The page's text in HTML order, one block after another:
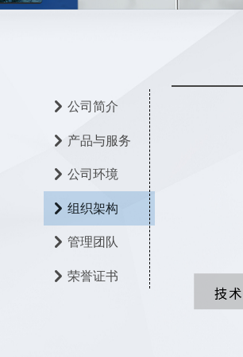
낑 公司简介
낑 产品与服务
낑 公司环境
낑 组织架构
낑 管理团队
낑 荣誉证书